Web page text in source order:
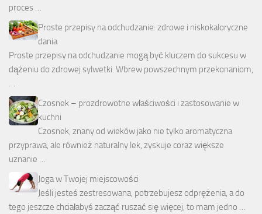
proces …
Proste przepisy na odchudzanie: zdrowe i niskokaloryczne
dania
Proste przepisy na odchudzanie mogą być kluczem do sukcesu w
dążeniu do zdrowej sylwetki. Wbrew powszechnym przekonaniom,
…
Czosnek – prozdrowotne właściwości i zastosowanie w
kuchni
Czosnek, znany od wieków jako nie tylko aromatyczna
przyprawa, ale również naturalny lek, zyskuje coraz większe
uznanie …
Joga w Twojej miejscowości
Jeśli jesteś zestresowana, potrzebujesz odprężenia, a do
tego jeszcze chciałabyś zacząć ruszać się więcej, to mam jedno …